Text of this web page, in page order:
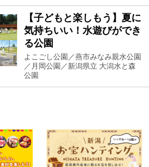
【子どもと楽しもう】夏に
気持ちいい！水遊びができ
る公園
よこごし公園／燕市みなみ親水公園
／月岡公園／新潟県立 大潟水と森
公園